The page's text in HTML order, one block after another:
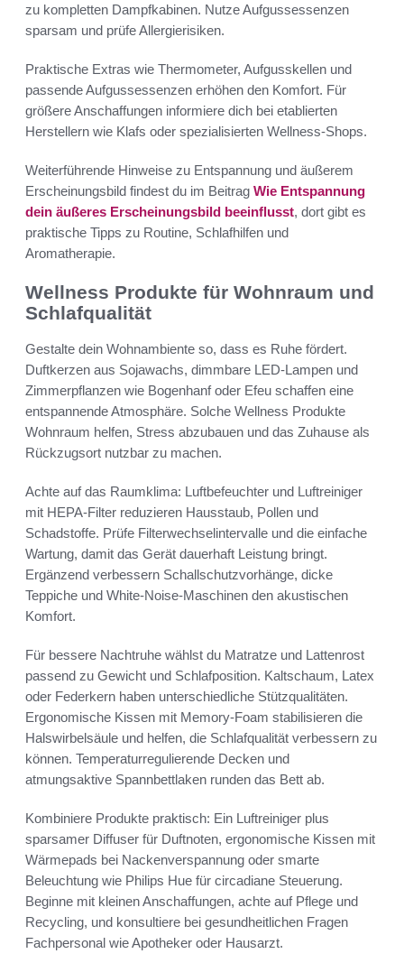
zu kompletten Dampfkabinen. Nutze Aufgussessenzen
sparsam und prüfe Allergierisiken.
Praktische Extras wie Thermometer, Aufgusskellen und
passende Aufgussessenzen erhöhen den Komfort. Für
größere Anschaffungen informiere dich bei etablierten
Herstellern wie Klafs oder spezialisierten Wellness-Shops.
Weiterführende Hinweise zu Entspannung und äußerem
Erscheinungsbild findest du im Beitrag Wie Entspannung
dein äußeres Erscheinungsbild beeinflusst, dort gibt es
praktische Tipps zu Routine, Schlafhilfen und
Aromatherapie.
Wellness Produkte für Wohnraum und
Schlafqualität
Gestalte dein Wohnambiente so, dass es Ruhe fördert.
Duftkerzen aus Sojawachs, dimmbare LED-Lampen und
Zimmerpflanzen wie Bogenhanf oder Efeu schaffen eine
entspannende Atmosphäre. Solche Wellness Produkte
Wohnraum helfen, Stress abzubauen und das Zuhause als
Rückzugsort nutzbar zu machen.
Achte auf das Raumklima: Luftbefeuchter und Luftreiniger
mit HEPA-Filter reduzieren Hausstaub, Pollen und
Schadstoffe. Prüfe Filterwechselintervalle und die einfache
Wartung, damit das Gerät dauerhaft Leistung bringt.
Ergänzend verbessern Schallschutzvorhänge, dicke
Teppiche und White-Noise-Maschinen den akustischen
Komfort.
Für bessere Nachtruhe wählst du Matratze und Lattenrost
passend zu Gewicht und Schlafposition. Kaltschaum, Latex
oder Federkern haben unterschiedliche Stützqualitäten.
Ergonomische Kissen mit Memory-Foam stabilisieren die
Halswirbelsäule und helfen, die Schlafqualität verbessern zu
können. Temperaturregulierende Decken und
atmungsaktive Spannbettlaken runden das Bett ab.
Kombiniere Produkte praktisch: Ein Luftreiniger plus
sparsamer Diffuser für Duftnoten, ergonomische Kissen mit
Wärmepads bei Nackenverspannung oder smarte
Beleuchtung wie Philips Hue für circadiane Steuerung.
Beginne mit kleinen Anschaffungen, achte auf Pflege und
Recycling, und konsultiere bei gesundheitlichen Fragen
Fachpersonal wie Apotheker oder Hausarzt.